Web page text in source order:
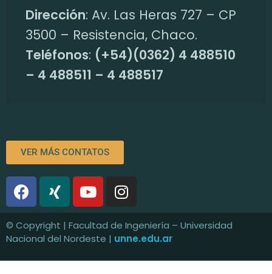
Dirección: Av. Las Heras 727 – CP
3500 – Resistencia, Chaco.
Teléfonos: (+54)(0362) 4 488510
– 4 488511 – 4 488517
VER MÁS CONTATOS
© Copyright | Facultad de Ingeniería – Universidad
Nacional del Nordeste | unne.edu.ar